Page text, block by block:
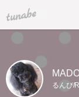
tuna.be